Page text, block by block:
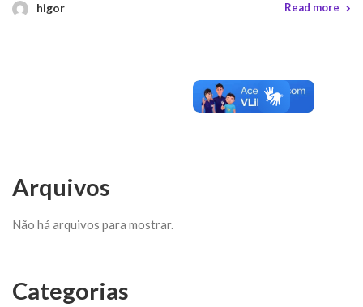
higor Read more
Arquivos
Não há arquivos para mostrar.
Categorias